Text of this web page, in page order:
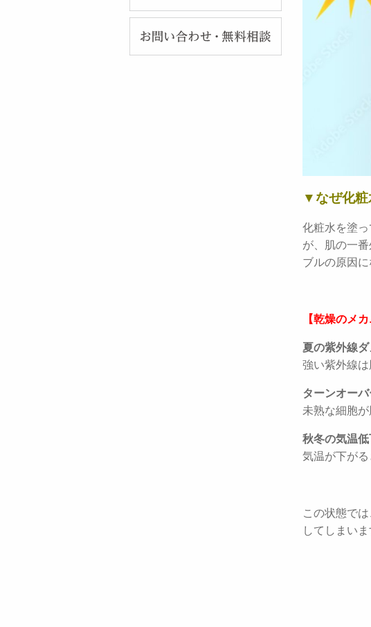
▼なぜ化粧
化粧水を塗
が、肌の一
ブルの原因に
【乾燥のメ
夏の紫外線
強い紫外線
ターンオー
未熟な細胞
秋冬の気温
気温が下が
この状態で
してしまいま